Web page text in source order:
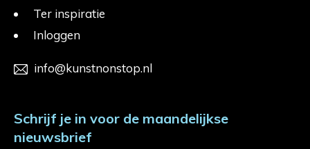
Ter inspiratie
Inloggen
info@kunstnonstop.nl
Schrijf je in voor de maandelijkse
nieuwsbrief